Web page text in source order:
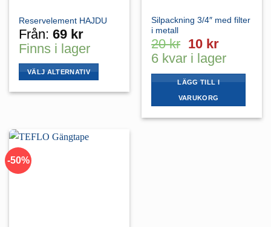
Reservelement HAJDU
Från:69 kr
Finns i lager
VÄLJ ALTERNATIV
flera
varianter.
De
olika
Silpackning 3/4″ med filter
i metall
20kr Det
ursprungliga
priset
var:
20 kr.
10 krDet
priset
är:
6 kvar i lager
LÄGG TILL I
VARUKORG
-50%